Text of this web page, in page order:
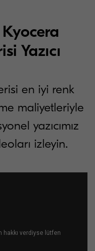
Kyocera
Yazıcı
en iyi renk
maliyetleriyle
yazıcımız
izleyin.